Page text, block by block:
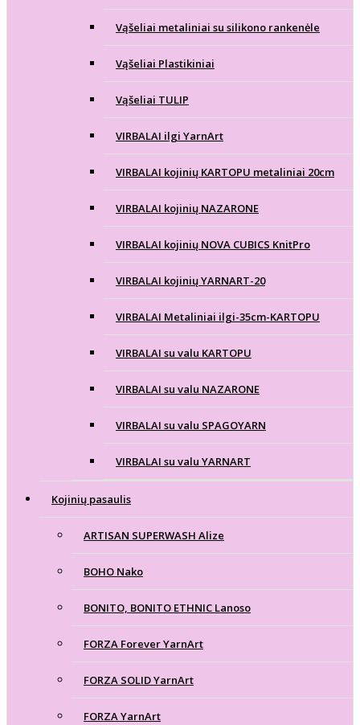
Vąšeliai metaliniai su silikono rankenėle
Vąšeliai Plastikiniai
Vąšeliai TULIP
VIRBALAI ilgi YarnArt
VIRBALAI kojinių KARTOPU metaliniai 20cm
VIRBALAI kojinių NAZARONE
VIRBALAI kojinių NOVA CUBICS KnitPro
VIRBALAI kojinių YARNART-20
VIRBALAI Metaliniai ilgi-35cm-KARTOPU
VIRBALAI su valu KARTOPU
VIRBALAI su valu NAZARONE
VIRBALAI su valu SPAGOYARN
VIRBALAI su valu YARNART
Kojinių pasaulis
ARTISAN SUPERWASH Alize
BOHO Nako
BONITO, BONITO ETHNIC Lanoso
FORZA Forever YarnArt
FORZA SOLID YarnArt
FORZA YarnArt